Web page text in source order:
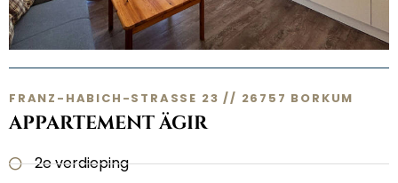
FRANZ-HABICH-STRASSE 23 // 26757 BORKUM
APPARTEMENT ÄGIR
2e verdieping